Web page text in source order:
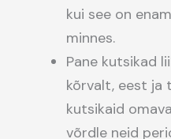
kui see on
minnes.
Pane kutsikad
kõrvalt, eest ja
kutsikaid
võrdle neid